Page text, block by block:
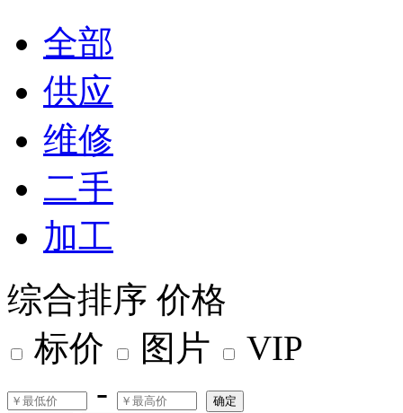
全部
供应
维修
二手
加工
综合排序 价格
标价
图片
VIP
-
确定